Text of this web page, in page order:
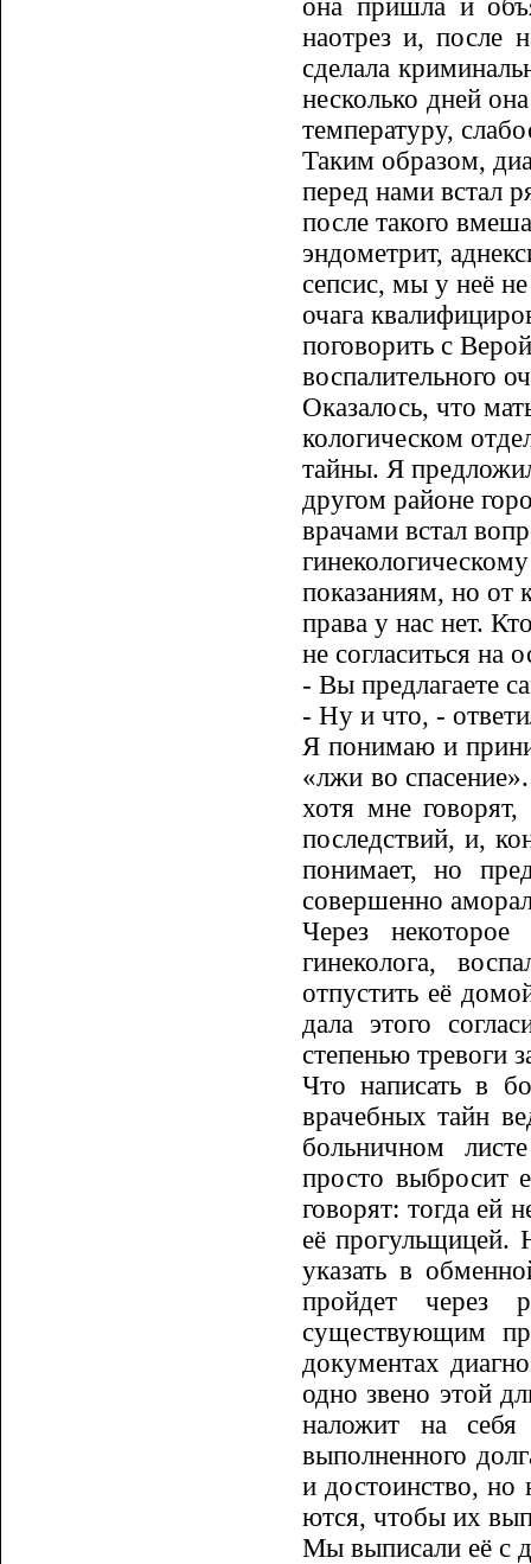
она пришла и
наотрез и, после
сде­лала
несколько дней
температуру,
Таким образом,
перед нами встал
после такого
эндометрит,
сепсис, мы у неё
очага
поговорить с
воспалительного
Оказалось, что
кологическом
тайны. Я
другом районе
врачами встал
пока­заниям, но от
права у нас нет.
не согласиться
- Вы предлагаете
- Ну и что, -
Я понимаю и
«лжи во
хотя мне
последствий, и,
понимает, но
совершенно
Через
гинеколога,
отпустить её
дала этого
степенью тревоги
Что написать в
врачебных тайн
больничном
просто выбросит
говорят: тогда ей
её про­гульщицей.
указать в
пройдет через
существующим
документах
одно звено этой
наложит на себя
выполненного
и достоинство, но
ются, чтобы их
Мы выписали её с